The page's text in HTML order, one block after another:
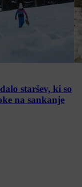
staršev, ki so
na sankanje